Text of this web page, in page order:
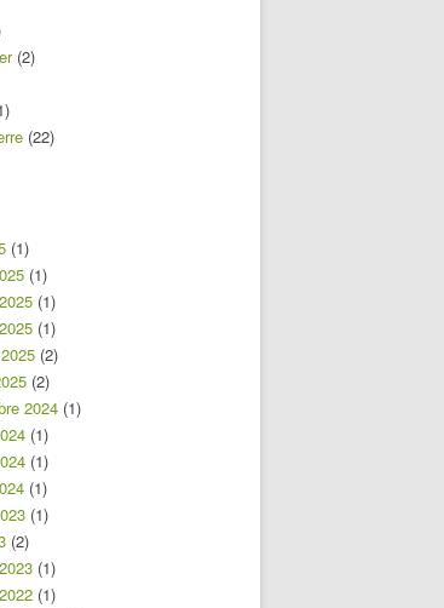
(2)
(22)
(1)
(1)
(1)
(1)
(2)
(2)
2024 (1)
(1)
(1)
(1)
(1)
(2)
(1)
(1)